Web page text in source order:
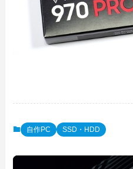
自作PC SSD・HDD